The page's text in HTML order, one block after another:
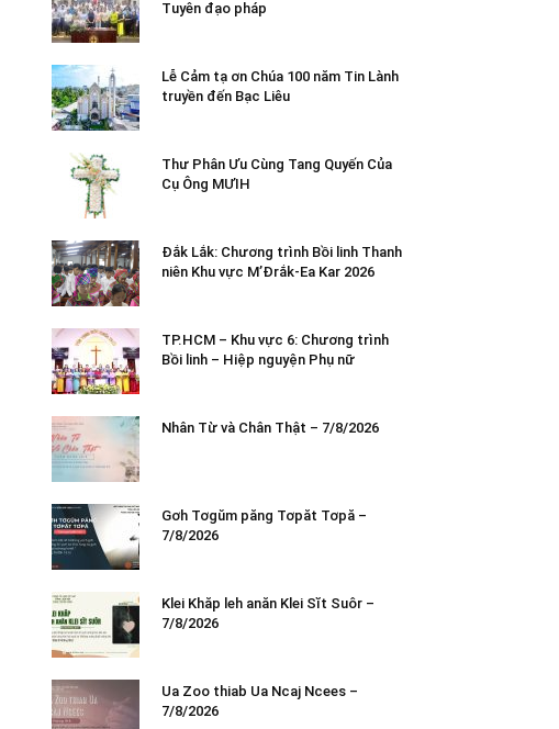
Tuyên đạo pháp
Lễ Cảm tạ ơn Chúa 100 năm Tin Lành
truyền đến Bạc Liêu
Thư Phân Ưu Cùng Tang Quyến Của
Cụ Ông MƯIH
Đắk Lắk: Chương trình Bồi linh Thanh
niên Khu vực M’Đrắk-Ea Kar 2026
TP.HCM – Khu vực 6: Chương trình
Bồi linh – Hiệp nguyện Phụ nữ
Nhân Từ và Chân Thật – 7/8/2026
Gơh Tơgŭm păng Tơpăt Tơpă –
7/8/2026
Klei Khăp leh anăn Klei Sĭt Suôr –
7/8/2026
Ua Zoo thiab Ua Ncaj Ncees –
7/8/2026